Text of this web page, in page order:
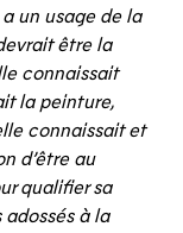
un usage de la
être la
connaissait
la peinture,
connaissait et
d’être au
qualifier sa
adossés à la